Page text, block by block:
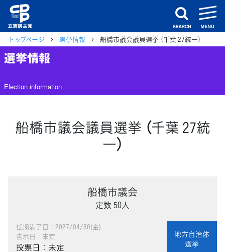
search
トップページ 選挙情報 船橋市議会議員選挙 （千葉 27統一）
選挙情報
Election information
船橋市議会議員選挙 （千葉 27統
一）
船橋市議会
定数 50人
任期満了日：2027/04/30(金)
告示日：未定
投票日：未定
地方自治体
選挙